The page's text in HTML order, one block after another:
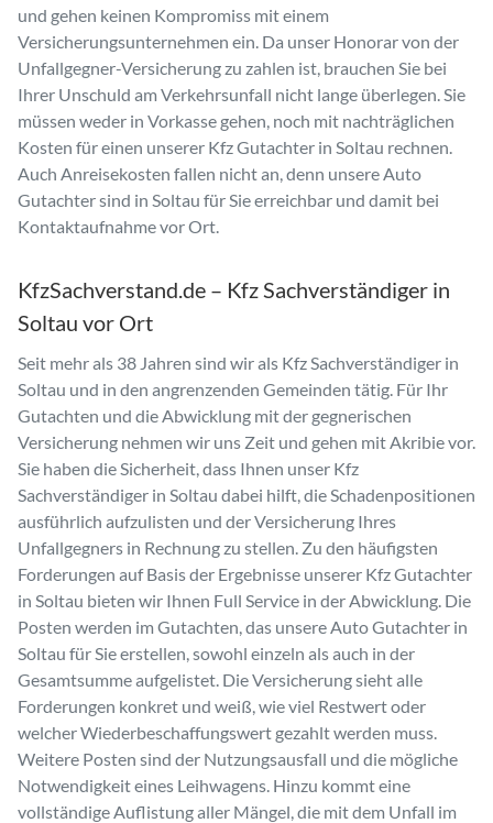
und gehen keinen Kompromiss mit einem
Versicherungsunternehmen ein. Da unser Honorar von der
Unfallgegner-Versicherung zu zahlen ist, brauchen Sie bei
Ihrer Unschuld am Verkehrsunfall nicht lange überlegen. Sie
müssen weder in Vorkasse gehen, noch mit nachträglichen
Kosten für einen unserer Kfz Gutachter in Soltau rechnen.
Auch Anreisekosten fallen nicht an, denn unsere Auto
Gutachter sind in Soltau für Sie erreichbar und damit bei
Kontaktaufnahme vor Ort.
KfzSachverstand.de – Kfz Sachverständiger in
Soltau vor Ort
Seit mehr als 38 Jahren sind wir als Kfz Sachverständiger in
Soltau und in den angrenzenden Gemeinden tätig. Für Ihr
Gutachten und die Abwicklung mit der gegnerischen
Versicherung nehmen wir uns Zeit und gehen mit Akribie vor.
Sie haben die Sicherheit, dass Ihnen unser Kfz
Sachverständiger in Soltau dabei hilft, die Schadenpositionen
ausführlich aufzulisten und der Versicherung Ihres
Unfallgegners in Rechnung zu stellen. Zu den häufigsten
Forderungen auf Basis der Ergebnisse unserer Kfz Gutachter
in Soltau bieten wir Ihnen Full Service in der Abwicklung. Die
Posten werden im Gutachten, das unsere Auto Gutachter in
Soltau für Sie erstellen, sowohl einzeln als auch in der
Gesamtsumme aufgelistet. Die Versicherung sieht alle
Forderungen konkret und weiß, wie viel Restwert oder
welcher Wiederbeschaffungswert gezahlt werden muss.
Weitere Posten sind der Nutzungsausfall und die mögliche
Notwendigkeit eines Leihwagens. Hinzu kommt eine
vollständige Auflistung aller Mängel, die mit dem Unfall im